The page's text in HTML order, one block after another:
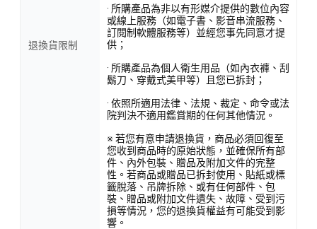
退換貨限制
· 所購產品為非以有形媒介提供的數位內容
或線上服務（如電子書、影音串流服務、
訂閱制軟體服務等）並經您事先同意才提
供；
· 所購產品為個人衛生用品（如內衣褲、刮
鬍刀、穿戴式美甲等）且您已拆封；
· 依照所適用法律、法規、裁定、命令或法
院判決不適用鑑賞期的任何其他情況。
※ 若您有意申請退換貨，商品必須回復至
您收到商品時的原始狀態，並確保所有部
件、內外包裝、贈品及附加文件的完整
性。若商品或贈品已拆封使用、貼紙或標
籤脫落、吊牌拆除、或有任何部件、包
裝、贈品或附加文件遺失、故障、受到污
損等情況，您的退換貨權益有可能受到影
響。